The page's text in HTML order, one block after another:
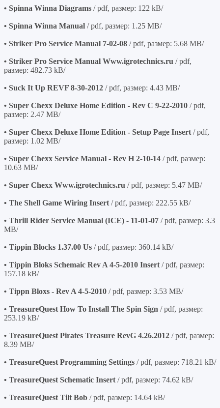
• Spinna Winna Diagrams / pdf, размер: 122 kB/
• Spinna Winna Manual / pdf, размер: 1.25 MB/
• Striker Pro Service Manual 7-02-08 / pdf, размер: 5.68 MB/
• Striker Pro Service Manual Www.igrotechnics.ru / pdf,
размер: 482.73 kB/
• Suck It Up REVF 8-30-2012 / pdf, размер: 4.43 MB/
• Super Chexx Deluxe Home Edition - Rev C 9-22-2010 / pdf,
размер: 2.47 MB/
• Super Chexx Deluxe Home Edition - Setup Page Insert / pdf,
размер: 1.02 MB/
• Super Chexx Service Manual - Rev H 2-10-14 / pdf, размер:
10.63 MB/
• Super Chexx Www.igrotechnics.ru / pdf, размер: 5.47 MB/
• The Shell Game Wiring Insert / pdf, размер: 222.55 kB/
• Thrill Rider Service Manual (ICE) - 11-01-07 / pdf, размер: 3.3
MB/
• Tippin Blocks 1.37.00 Us / pdf, размер: 360.14 kB/
• Tippin Bloks Schemaic Rev A 4-5-2010 Insert / pdf, размер:
157.18 kB/
• Tippn Bloxs - Rev A 4-5-2010 / pdf, размер: 3.53 MB/
• TreasureQuest How To Install The Spin Sign / pdf, размер:
253.19 kB/
• TreasureQuest Pirates Treasure RevG 4.26.2012 / pdf, размер:
8.39 MB/
• TreasureQuest Programming Settings / pdf, размер: 718.21 kB/
• TreasureQuest Schematic Insert / pdf, размер: 74.62 kB/
• TreasureQuest Tilt Bob / pdf, размер: 14.64 kB/